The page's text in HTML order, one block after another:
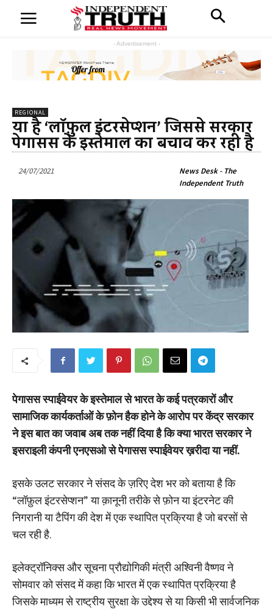
- Advertisement -
REGIONAL
क्या है ‘लॉफ़ुल इंटरसेप्शन’ जिससे सरकार
पेगासस के इस्तेमाल का बचाव कर रही है
24/07/2021
News Desk - The
Independent Truth
पेगासस स्पाईवेयर के इस्तेमाल से भारत के कई पत्रकारों और
सामाजिक कार्यकर्ताओं के फ़ोन हैक होने के आरोप पर केंद्र सरकार
ने इस बात का जवाब अब तक नहीं दिया है कि क्या भारत सरकार ने
इसराइली कंपनी एनएसओ से पेगासस स्पाईवेयर ख़रीदा या नहीं.
इसके उलट सरकार ने संसद के ज़रिए देश भर को बताया है कि
“लॉफ़ुल इंटरसेप्शन” या क़ानूनी तरीके से फ़ोन या इंटरनेट की
निगरानी या टैपिंग की देश में एक स्थापित प्रक्रिया है जो बरसों से
चल रही है.
इलेक्ट्रॉनिक्स और सूचना प्रौद्योगिकी मंत्री अश्विनी वैष्णव ने
सोमवार को संसद में कहा कि भारत में एक स्थापित प्रक्रिया है
जिसके माध्यम से राष्ट्रीय सुरक्षा के उद्देश्य से या किसी भी सार्वजनिक